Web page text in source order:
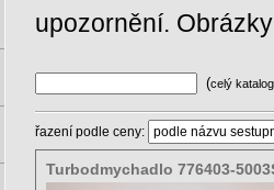
upozornění.
(celý katalog
řazení podle ceny:
Turbodmychadlo 776403-